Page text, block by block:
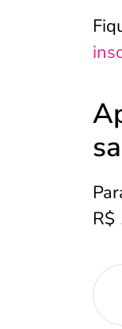
R$